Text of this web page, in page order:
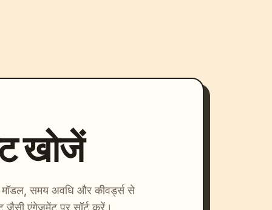
खोजें
मॉडल, समय अवधि और कीवर्ड्स से
जैसी एंगेजमेंट पर सॉर्ट करें।